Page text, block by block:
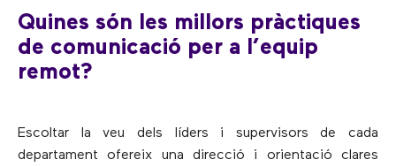
Quines són les millors pràctiques
de comunicació per a l’equip
remot?
Escoltar la veu dels líders i supervisors de cada
departament ofereix una direcció i orientació clares